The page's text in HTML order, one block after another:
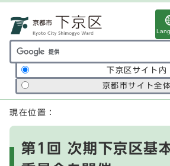
サイト内検索の範囲
下京区サイト内
京都市サイト全体
ここから本文です
現在位置：
第1回 次期下京区基